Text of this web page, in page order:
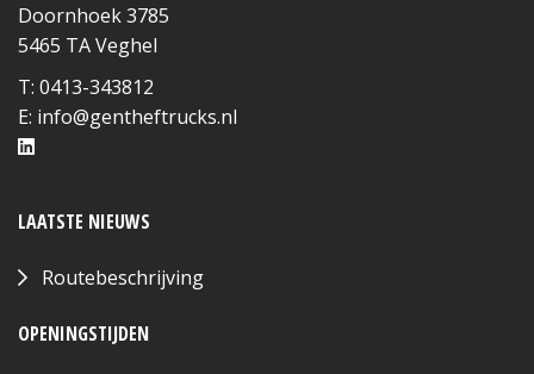
Doornhoek 3785
5465 TA Veghel
T: 0413-343812
E: info@gentheftrucks.nl
LAATSTE NIEUWS
Routebeschrijving
OPENINGSTIJDEN